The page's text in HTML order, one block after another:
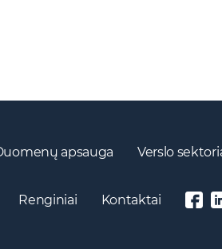
apsauga Verslo
Renginiai Kontaktai